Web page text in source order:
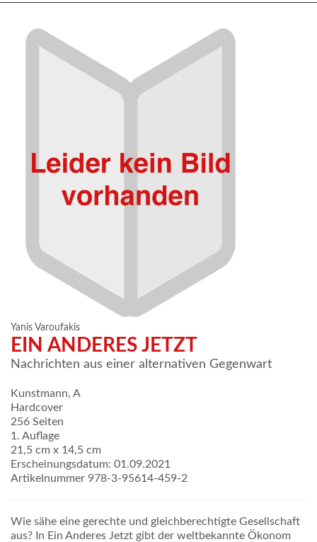
Yanis Varoufakis
EIN ANDERES JETZT
Nachrichten aus einer alternativen Gegenwart
Kunstmann, A
Hardcover
256 Seiten
1. Auflage
21,5 cm x 14,5 cm
Erscheinungsdatum: 01.09.2021
Artikelnummer 978-3-95614-459-2
Wie sähe eine gerechte und gleichberechtigte Gesellschaft
aus? In Ein Anderes Jetzt gibt der weltbekannte Ökonom